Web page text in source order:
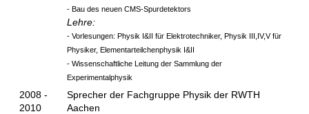
- Bau des neuen CMS-Spurdetektors
Lehre:
- Vorlesungen: Physik I&II für Elektrotechniker, Physik III,IV,V für
Physiker, Elementarteilchenphysik I&II
- Wissenschaftliche Leitung der Sammlung der
Experimentalphysik
2008 -
2010
Sprecher der Fachgruppe Physik der RWTH
Aachen